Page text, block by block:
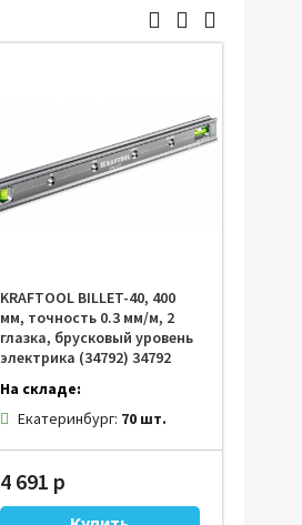
KRAFTOOL BILLET-40, 400
мм, точность 0.3 мм/м, 2
глазка, брусковый уровень
электрика (34792) 34792
На складе:
Екатеринбург: 70 шт.
4 691 р